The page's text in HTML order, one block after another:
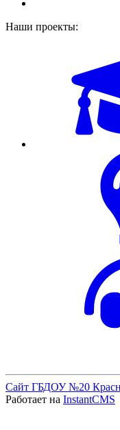
Наши проекты:
Сайт ГБДОУ №20
Работает на InstantCMS